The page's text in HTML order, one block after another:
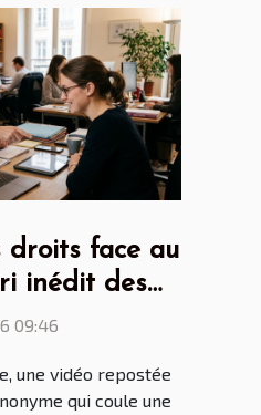
droits face au
inédit des
09:46
une vidéo repostée
qui coule une